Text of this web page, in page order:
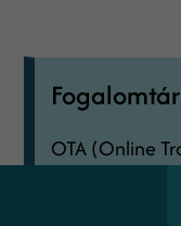
OTA (Online
A